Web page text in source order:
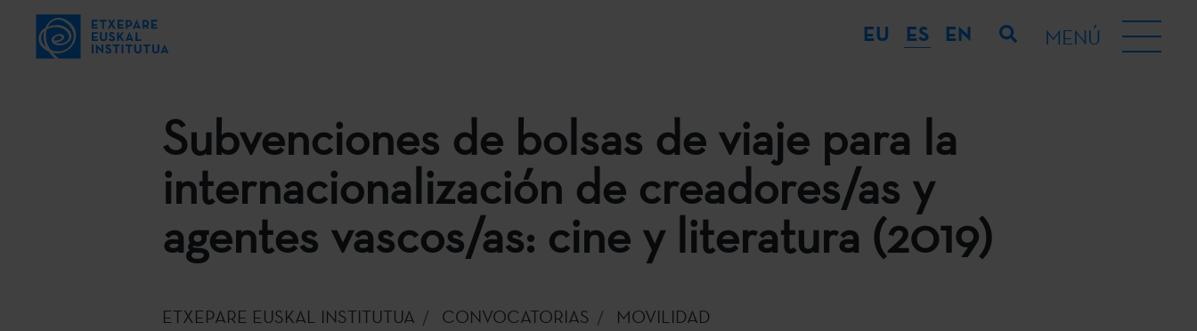
EU ES EN MENÚ
Subvenciones de bolsas de viaje para la
internacionalización de creadores/as y
agentes vascos/as: cine y literatura (2019)
ETXEPARE EUSKAL INSTITUTUA CONVOCATORIAS
MOVILIDAD